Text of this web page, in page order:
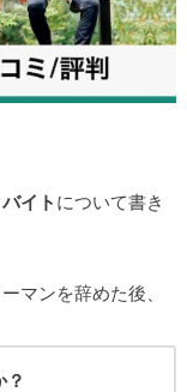
イト について書き
マンを辞めた後、
？